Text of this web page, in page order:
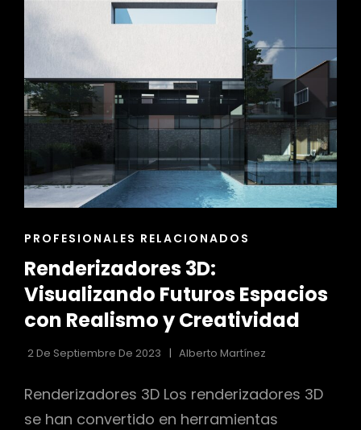
DISEÑO
DE
INTERIORES:
Y
ENFOQUES
ENLACES
LAS
CATEGORÍAS
PROFESIONALES RELACIONADOS
Renderizadores 3D:
Visualizando Futuros Espacios
con Realismo y Creatividad
2 De Septiembre De 2023 Alberto Martínez
Renderizadores 3D Los renderizadores 3D
se han convertido en herramientas